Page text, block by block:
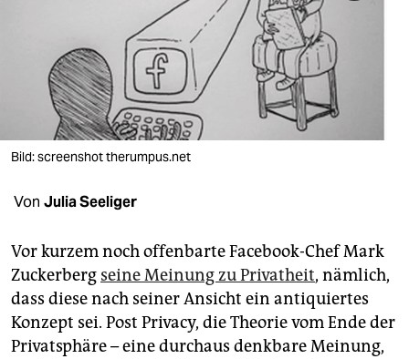
wahrheit
verlag
verlag
fragen & hilfe
unterstützen
abo
Bild: screenshot therumpus.net
Von Julia Seeliger
Vor kurzem noch offenbarte Facebook-Chef Mark
Zuckerberg seine Meinung zu Privatheit, nämlich,
dass diese nach seiner Ansicht ein antiquiertes
Konzept sei. Post Privacy, die Theorie vom Ende der
Privatsphäre – eine durchaus denkbare Meinung,